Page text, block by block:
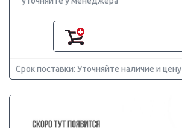
Срок поставки: Уточняйте наличие и цену